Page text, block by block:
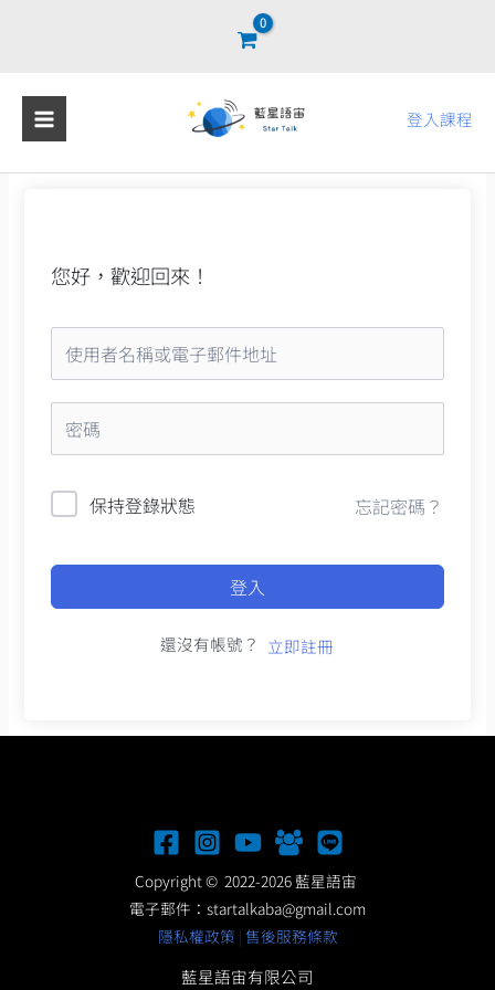
登入課程
您好，歡迎回來！
保持登錄狀態 忘記密碼？
登入
還沒有帳號？ 立即註冊
Copyright © 2022-2026 藍星語宙
電子郵件： startalkaba@gmail.com
隱私權政策 | 售後服務條款
藍星語宙有限公司